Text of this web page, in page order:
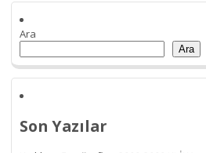
Ara
Ara
Son Yazılar